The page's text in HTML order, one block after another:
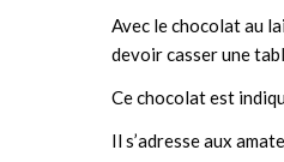
Avec le chocolat au
devoir casser une
Ce chocolat est
Il s’adresse aux